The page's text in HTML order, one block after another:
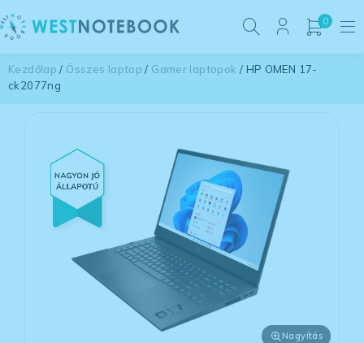
0
Kezdőlap / Összes laptop / Gamer laptopok / HP OMEN 17-
ck2077ng
Nagyítás